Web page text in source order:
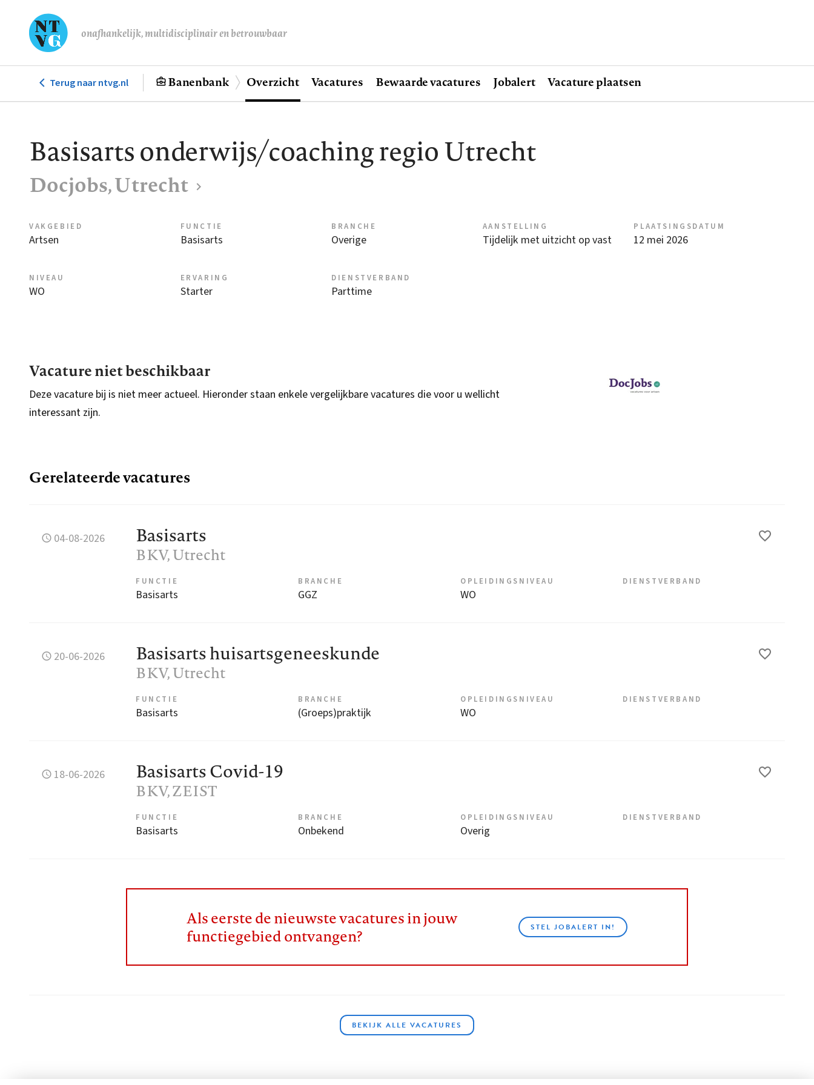
de
onafhankelijk, multidisciplinair en betrouwbaar
Hoofdnavigatie
Terug naar ntvg.nl Banenbank Overzicht Vacatures Bewaarde vacatures Jobalert Vacature plaatsen
Basisarts onderwijs/coaching regio Utrecht
Docjobs, Utrecht
VAKGEBIED
Artsen
FUNCTIE
Basisarts
BRANCHE
Overige
AANSTELLING
Tijdelijk met uitzicht op vast
PLAATSINGSDATUM
12 mei 2026
NIVEAU
WO
ERVARING
Starter
DIENSTVERBAND
Parttime
Vacature niet beschikbaar
Deze vacature bij is niet meer actueel. Hieronder staan enkele vergelijkbare vacatures die voor u wellicht
interessant zijn.
Gerelateerde vacatures
04-08-2026 Basisarts
BKV, Utrecht
FUNCTIE
Basisarts
BRANCHE
GGZ
OPLEIDINGSNIVEAU
WO
DIENSTVERBAND
20-06-2026 Basisarts huisartsgeneeskunde
BKV, Utrecht
FUNCTIE
Basisarts
BRANCHE
(Groeps)praktijk
OPLEIDINGSNIVEAU
WO
DIENSTVERBAND
18-06-2026 Basisarts Covid-19
BKV, ZEIST
FUNCTIE
Basisarts
BRANCHE
Onbekend
OPLEIDINGSNIVEAU
Overig
DIENSTVERBAND
Als eerste de nieuwste vacatures in jouw
functiegebied ontvangen?
STEL JOBALERT IN!
BEKIJK ALLE VACATURES